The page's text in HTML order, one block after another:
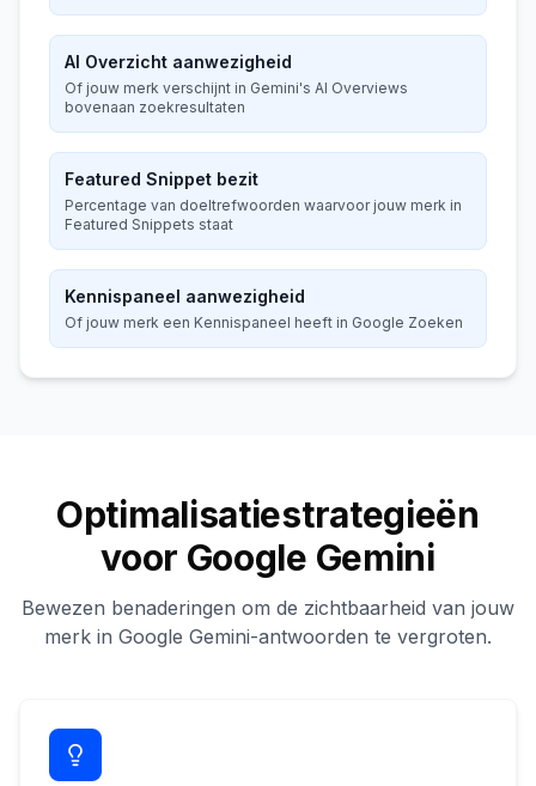
AI Overzicht aanwezigheid
Of jouw merk verschijnt in Gemini's AI Overviews
bovenaan zoekresultaten
Featured Snippet bezit
Percentage van doeltrefwoorden waarvoor jouw merk in
Featured Snippets staat
Kennispaneel aanwezigheid
Of jouw merk een Kennispaneel heeft in Google Zoeken
Optimalisatiestrategieën
voor Google Gemini
Bewezen benaderingen om de zichtbaarheid van jouw
merk in Google Gemini-antwoorden te vergroten.